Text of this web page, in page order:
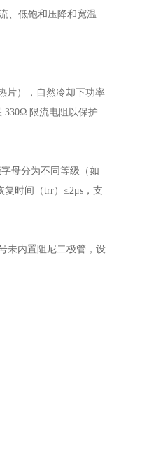
、低饱和压降和宽温
片），自然冷却下功率
330Ω 限流电阻以保护
母分为不同等级（如
复时间（trr）≤2μs，支
未内置阻尼二极管，设